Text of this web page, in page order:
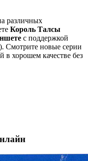
различных
Король Талсы
с поддержкой
Смотрите новые серии
в хорошем качестве без